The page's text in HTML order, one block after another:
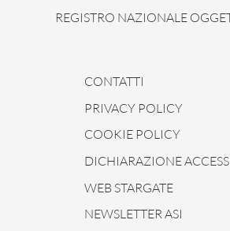
REGISTRO NAZIONALE
CONTATTI
PRIVACY POLICY
COOKIE POLICY
DICHIARAZIONE
WEB STARGATE
NEWSLETTER ASI